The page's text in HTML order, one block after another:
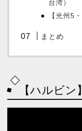
台湾）
【光州5
まとめ
【ハルビン